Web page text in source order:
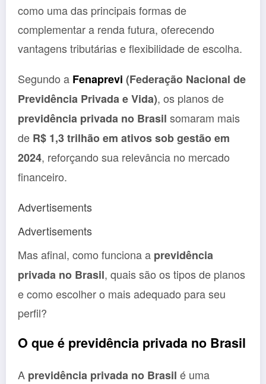
como uma das principais formas de
complementar a renda futura, oferecendo
vantagens tributárias e flexibilidade de escolha.
Segundo a Fenaprevi (Federação Nacional de
Previdência Privada e Vida), os planos de
previdência privada no Brasil somaram mais
de R$ 1,3 trilhão em ativos sob gestão em
2024, reforçando sua relevância no mercado
financeiro.
Advertisements
Advertisements
Mas afinal, como funciona a previdência
privada no Brasil, quais são os tipos de planos
e como escolher o mais adequado para seu
perfil?
O que é previdência privada no Brasil
A previdência privada no Brasil é uma